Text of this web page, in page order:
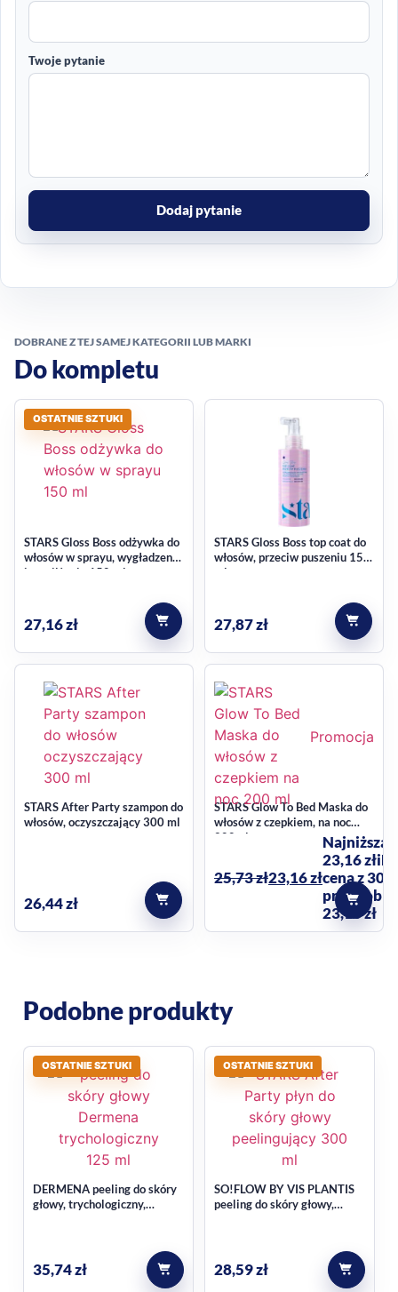
Twoje pytanie
Dodaj pytanie
DOBRANE Z TEJ SAMEJ KATEGORII LUB MARKI
Do kompletu
OSTATNIE SZTUKI
STARS Gloss Boss odżywka do
włosów w sprayu, wygładzenie
i nawilżenie 150 ml
27,16zł
STARS Gloss Boss top coat do
włosów, przeciw puszeniu 150
ml
27,87zł
STARS After Party szampon do
włosów, oczyszczający 300 ml
26,44zł
Promocja
STARS Glow To Bed Maska do
włosów z czepkiem, na noc
200ml
25,73zł23,16zł
Najniższa
23,16złi
cena z 30
przed
23,16 zł
Podobne produkty
OSTATNIE SZTUKI
DERMENA peeling do skóry
głowy, trychologiczny,
35,74zł
OSTATNIE SZTUKI
SO!FLOW BY VIS PLANTIS
peeling do skóry głowy,
orzeźwiającego koktajlu
tropikalnego 100 ml
28,59zł